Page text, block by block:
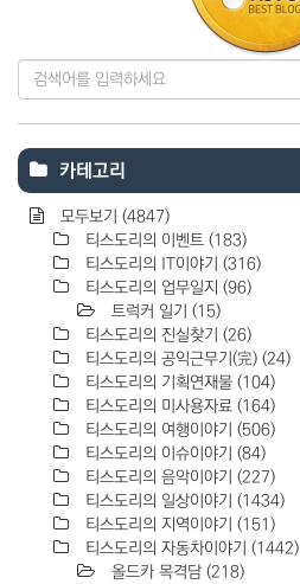
카테고리
모두보기 (4847)
티스도리의 이벤트 (183)
티스도리의 IT이야기 (316)
티스도리의 업무일지 (96)
트럭커 일기 (15)
티스도리의 진실찾기 (26)
티스도리의 공익근무기(完) (24)
티스도리의 기획연재물 (104)
티스도리의 미사용자료 (164)
티스도리의 여행이야기 (506)
티스도리의 이슈이야기 (84)
티스도리의 음악이야기 (227)
티스도리의 일상이야기 (1434)
티스도리의 지역이야기 (151)
티스도리의 자동차이야기 (1442)
올드카 목격담 (218)